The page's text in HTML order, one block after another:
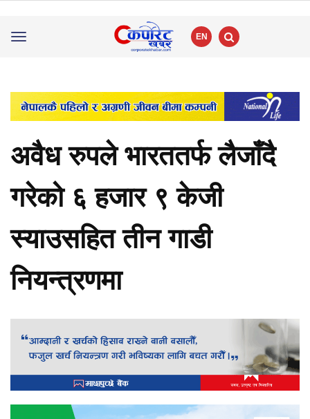
Toggle
EN
अवैध रुपले भारततर्फ लैजाँदै
गरेको ६ हजार ९ केजी
स्याउसहित तीन गाडी
नियन्त्रणमा